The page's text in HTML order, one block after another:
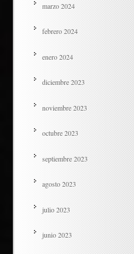
marzo 2024
febrero 2024
enero 2024
diciembre 2023
noviembre 2023
octubre 2023
septiembre 2023
agosto 2023
julio 2023
junio 2023